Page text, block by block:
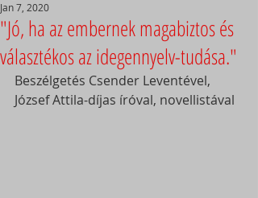
"Jó, ha az embernek magabiztos és
választékos az idegennyelv-tudása."
Jan 7, 2020
Beszélgetés Csender Leventével,
József Attila-díjas íróval, novellistával